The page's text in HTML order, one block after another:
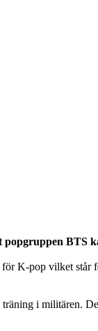
BTS
K-pop vilket
i militären.